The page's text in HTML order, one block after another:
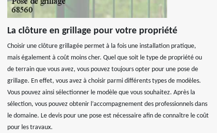
La clôture en grillage pour votre propriété
Choisir une clôture grillagée permet à la fois une installation pratique,
mais également à coût moins cher. Quel que soit le type de propriété ou
de terrain que vous avez, vous pouvez toujours opter pour une pose de
grillage. En effet, vous avez à choisir parmi différents types de modèles.
Vous pouvez ainsi sélectionner le modèle que vous souhaitez. Après la
sélection, vous pouvez obtenir l’accompagnement des professionnels dans
le domaine. Le devis pour une pose est nécessaire afin de connaître le coût
pour les travaux.